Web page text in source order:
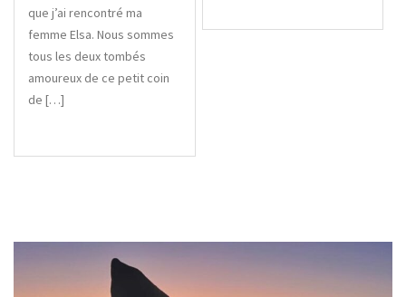
que j’ai rencontré ma
femme Elsa. Nous sommes
tous les deux tombés
amoureux de ce petit coin
de […]